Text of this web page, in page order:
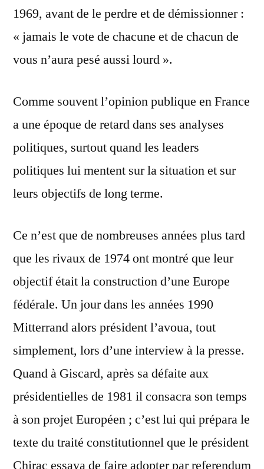
1969, avant de le perdre et de démissionner :
« jamais le vote de chacune et de chacun de
vous n’aura pesé aussi lourd ».
Comme souvent l’opinion publique en France
a une époque de retard dans ses analyses
politiques, surtout quand les leaders
politiques lui mentent sur la situation et sur
leurs objectifs de long terme.
Ce n’est que de nombreuses années plus tard
que les rivaux de 1974 ont montré que leur
objectif était la construction d’une Europe
fédérale. Un jour dans les années 1990
Mitterrand alors président l’avoua, tout
simplement, lors d’une interview à la presse.
Quand à Giscard, après sa défaite aux
présidentielles de 1981 il consacra son temps
à son projet Européen ; c’est lui qui prépara le
texte du traité constitutionnel que le président
Chirac essaya de faire adopter par referendum